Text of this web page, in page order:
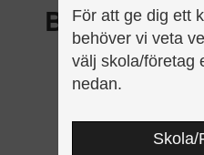
För att ge dig ett
behöver vi veta
välj skola/företag
nedan.
Skola/
Biologi 7-9